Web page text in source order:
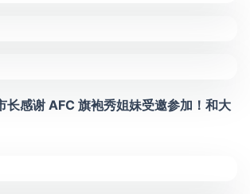
长感谢 AFC 旗袍秀姐妹受邀参加！和大